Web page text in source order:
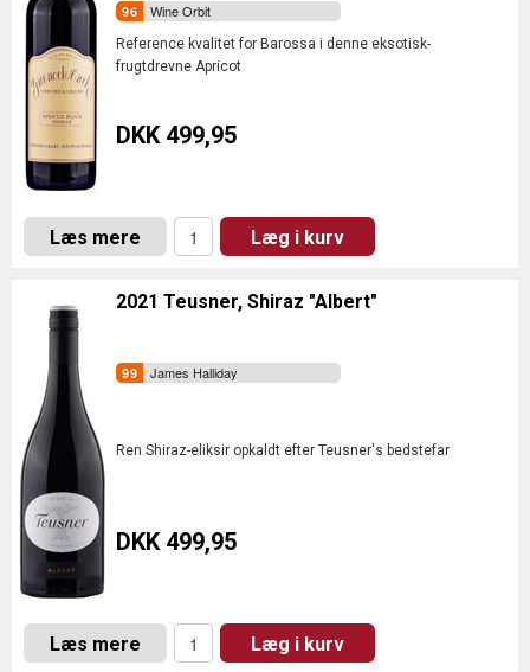
Wine Orbit
Reference kvalitet for Barossa i denne eksotisk-
frugtdrevne Apricot
DKK 499,95
Læs mere Læg i kurv
2021 Teusner, Shiraz "Albert"
James Halliday
Ren Shiraz-eliksir opkaldt efter Teusner's bedstefar
DKK 499,95
Læs mere Læg i kurv